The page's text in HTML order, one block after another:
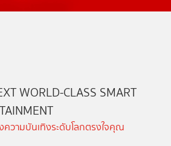
WORLD-CLASS SMART
วามบันเทิงระดับโลกตรงใจคุณ